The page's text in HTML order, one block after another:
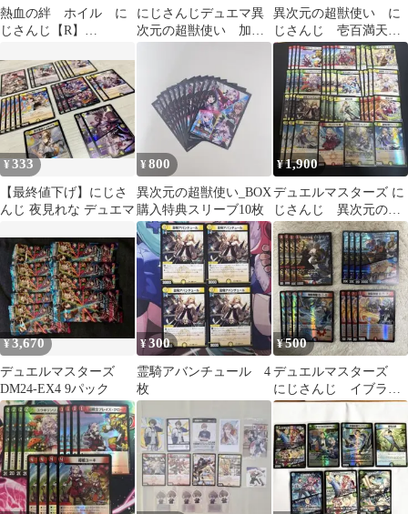
熱血の絆 ホイル に
じさんじ【R】
《光/火》【4枚】
にじさんじデュエマ異
次元の超獣使い 加賀
美ハヤト20枚セット+ス
異次元の超獣使い に
じさんじ 壱百満天原
サロメ セット
¥333
【最終値下げ】にじさ
んじ 夜見れな デュエマ
¥800
異次元の超獣使い_BOX
購入特典スリーブ10枚
¥1,900
デュエルマスターズ に
じさんじ 異次元の超
獣使い フレン サロ
メ まとめ
¥3,670
デュエルマスターズ
DM24-EX4 9パック
¥300
霊騎アバンチュール 4
枚
¥500
デュエルマスターズ
にじさんじ イブラヒ
ム ホイル セット